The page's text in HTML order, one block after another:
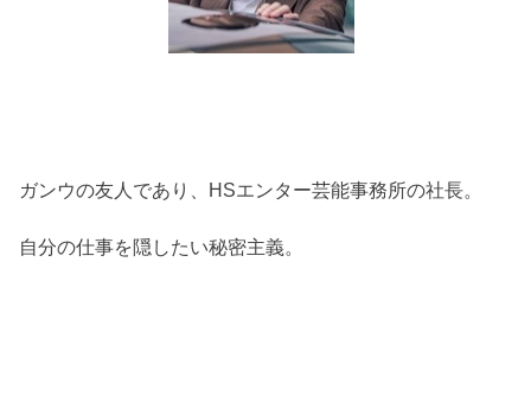
ガンウの友人であり、HSエンター芸能事務所の社長。
自分の仕事を隠したい秘密主義。